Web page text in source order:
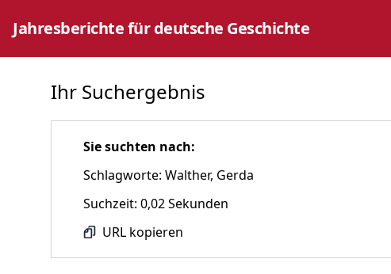
Jahresberichte für deutsche Geschichte
Ihr Suchergebnis
Sie suchten nach:
Schlagworte: Walther, Gerda
Suchzeit: 0,02 Sekunden
URL kopieren